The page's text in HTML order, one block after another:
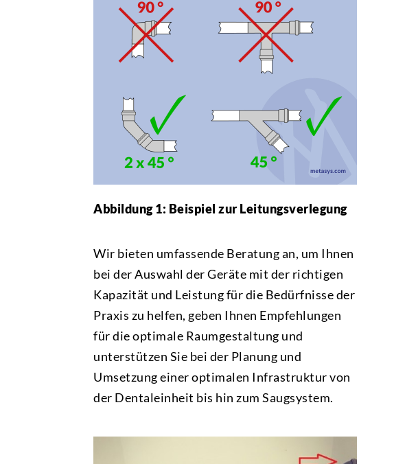
Abbildung 1: Beispiel zur Leitungsverlegung
Wir bieten umfassende Beratung an, um Ihnen
bei der Auswahl der Geräte mit der richtigen
Kapazität und Leistung für die Bedürfnisse der
Praxis zu helfen, geben Ihnen Empfehlungen
für die optimale Raumgestaltung und
unterstützen Sie bei der Planung und
Umsetzung einer optimalen Infrastruktur von
der Dentaleinheit bis hin zum Saugsystem.